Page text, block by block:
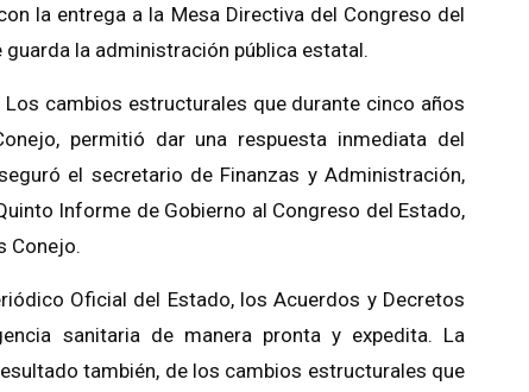
la entrega a la Mesa Directiva del Congreso del
la administración pública estatal.
cambios estructurales que durante cinco años
permitió dar una respuesta inmediata del
el secretario de Finanzas y Administración,
Informe de Gobierno al Congreso del Estado,
Conejo.
Oficial del Estado, los Acuerdos y Decretos
sanitaria de manera pronta y expedita. La
también, de los cambios estructurales que